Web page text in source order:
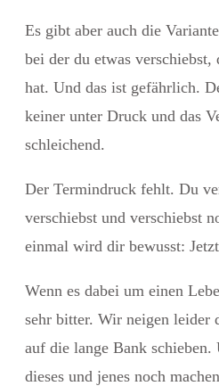
Es gibt aber auch die
bei der du etwas
hat. Und das ist gefährlich.
keiner unter Druck und das
schleichend.
Der Termindruck fehlt. Du
verschiebst und verschiebst
einmal wird dir bewusst:
Wenn es dabei um einen
sehr bitter. Wir neigen leider
auf die lange Bank
dieses und jenes noch